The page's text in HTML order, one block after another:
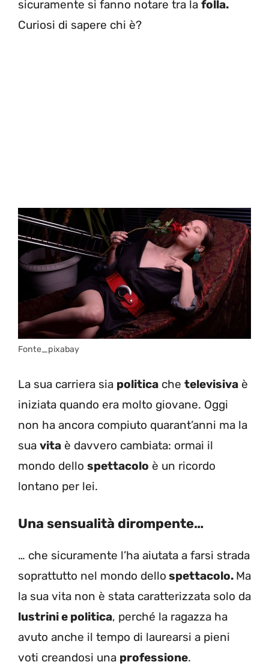
sicuramente si fanno notare tra la folla.
Curiosi di sapere chi è?
Fonte_pixabay
La sua carriera sia politica che televisiva è
iniziata quando era molto giovane. Oggi
non ha ancora compiuto quarant’anni ma la
sua vita è davvero cambiata: ormai il
mondo dello spettacolo è un ricordo
lontano per lei.
Una sensualità dirompente…
… che sicuramente l’ha aiutata a farsi strada
soprattutto nel mondo dello spettacolo. Ma
la sua vita non è stata caratterizzata solo da
lustrini e politica, perché la ragazza ha
avuto anche il tempo di laurearsi a pieni
voti creandosi una professione.